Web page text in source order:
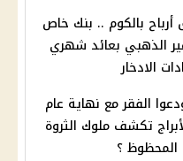
بالكوم .. بنك خاص
الذهبي بعائد شهري
الادخار
الفقر مع نهاية عام
الأبراج تكشف ملوك الثروة